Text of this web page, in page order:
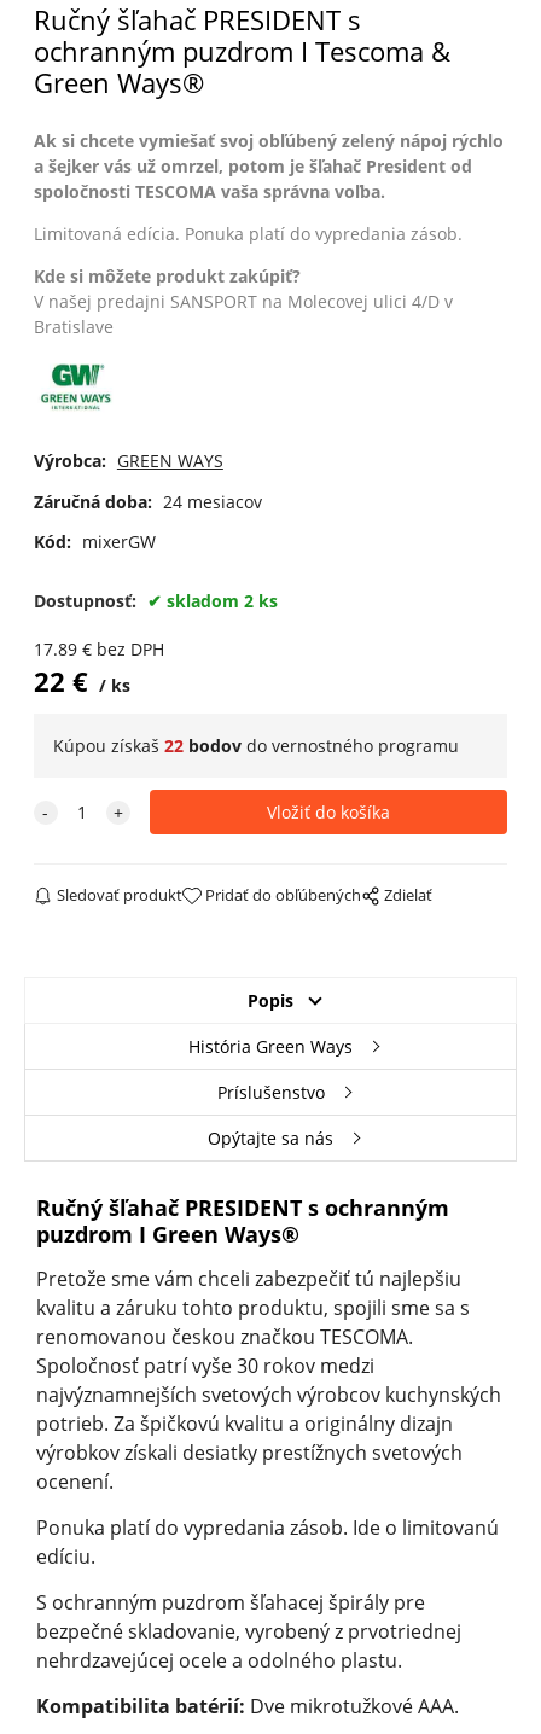
Ručný šľahač PRESIDENT s
ochranným puzdrom I Tescoma &
Green Ways®
Ak si chcete vymiešať svoj obľúbený zelený nápoj rýchlo
a šejker vás už omrzel, potom je šľahač President od
spoločnosti TESCOMA vaša správna voľba.
Limitovaná edícia. Ponuka platí do vypredania zásob.
Kde si môžete produkt zakúpiť?
V našej predajni SANSPORT na Molecovej ulici 4/D v
Bratislave
Výrobca: GREEN WAYS
Záručná doba: 24 mesiacov
Kód: mixerGW
Dostupnosť: skladom 2 ks
17.89€ bez DPH
22 € ks
Kúpou získaš 22bodovdo vernostného programu
Sledovať produkt Pridať do obľúbených Zdielať
Popis
História Green Ways
Príslušenstvo
Opýtajte sa nás
Ručný šľahač PRESIDENT s ochranným
puzdrom I Green Ways®
Pretože sme vám chceli zabezpečiť tú najlepšiu
kvalitu a záruku tohto produktu, spojili sme sa s
renomovanou českou značkou TESCOMA.
Spoločnosť patrí vyše 30 rokov medzi
najvýznamnejších svetových výrobcov kuchynských
potrieb. Za špičkovú kvalitu a originálny dizajn
výrobkov získali desiatky prestížnych svetových
ocenení.
Ponuka platí do vypredania zásob. Ide o limitovanú
edíciu.
S ochranným puzdrom šľahacej špirály pre
bezpečné skladovanie, vyrobený z prvotriednej
nehrdzavejúcej ocele a odolného plastu.
Kompatibilita batérií: Dve mikrotužkové AAA.